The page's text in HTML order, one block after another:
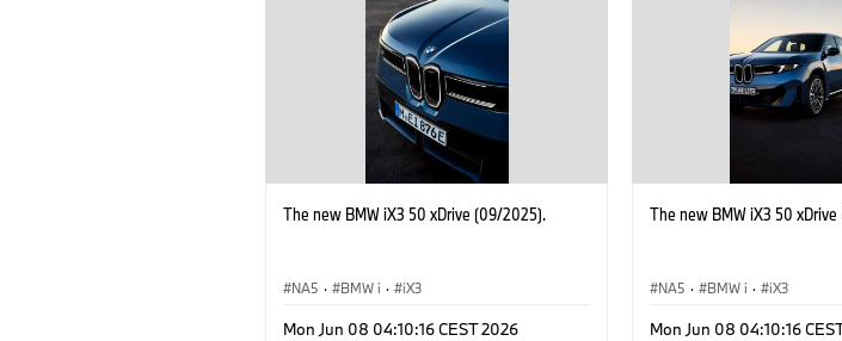
The new BMW iX3 50 xDrive (09/2025).
NA5 · BMW i · iX3
Mon Jun 08 04:10:16 CEST 2026
The new BMW iX3 50
NA5 · BMW i · iX3
Mon Jun 08 04:10:16